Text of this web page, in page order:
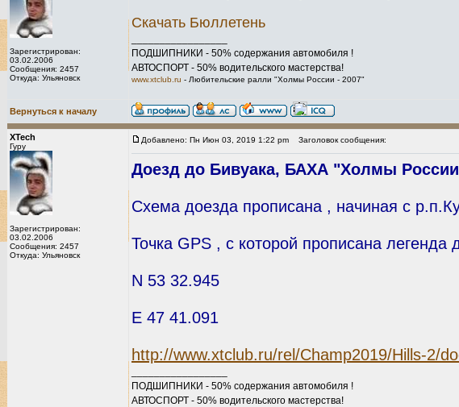
Зарегистрирован:
03.02.2006
Сообщения: 2457
Откуда: Ульяновск
Скачать Бюллетень
ПОДШИПНИКИ - 50% содержания автомобиля !
АВТОСПОРТ - 50% водительского мастерства!
www.xtclub.ru - Любительские ралли "Холмы России - 2007"
Вернуться к началу
XTech
Гуру
Зарегистрирован:
03.02.2006
Сообщения: 2457
Откуда: Ульяновск
Добавлено: Пн Июн 03, 2019 1:22 pm Заголовок сообщения:
Доезд до Бивуака, БАХА "Холмы
Схема доезда прописана , начиная с
Точка GPS , с которой прописана легенда
N 53 32.945
E 47 41.091
http://www.xtclub.ru/rel/Champ2019/Hills-2/
ПОДШИПНИКИ - 50% содержания автомобиля !
АВТОСПОРТ - 50% водительского мастерства!